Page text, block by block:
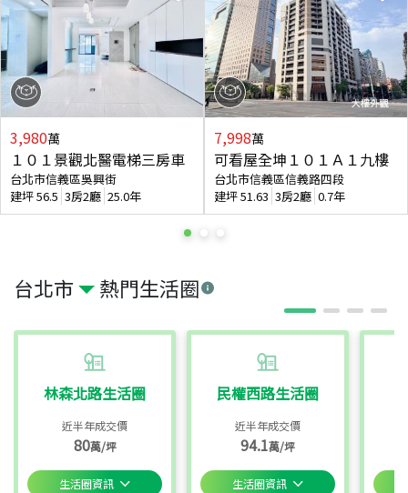
台北市 熱門生活圈
林森北路生活圈
近半年成交價
80萬/坪
生活圈資訊
民權西路生活圈
近半年成交價
94.1萬/坪
生活圈資訊
3,980萬
１０１景觀北醫電梯三房車
台北市信義區吳興街
建坪56.5 3房2廳 25.0年
7,998萬
可看屋全坤１０１Ａ１九樓
台北市信義區信義路四段
建坪51.63 3房2廳 0.7年